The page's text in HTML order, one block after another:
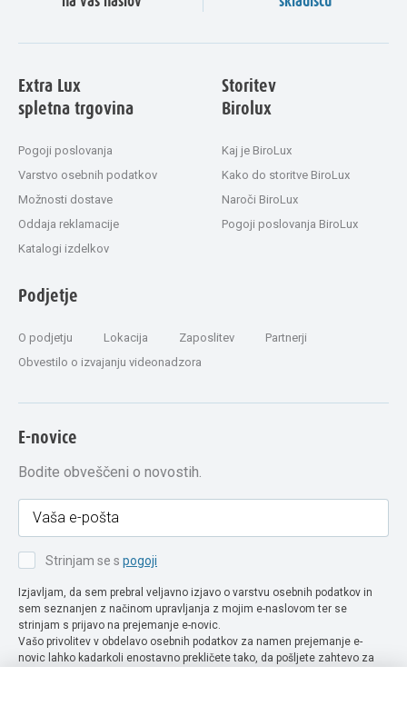
Extra Lux
spletna trgovina
Pogoji poslovanja
Varstvo osebnih podatkov
Možnosti dostave
Oddaja reklamacije
Katalogi izdelkov
Storitev
Birolux
Kaj je BiroLux
Kako do storitve BiroLux
Naroči BiroLux
Pogoji poslovanja BiroLux
Podjetje
O podjetju Lokacija Zaposlitev
Partnerji
Obvestilo o izvajanju videonadzora
E-novice
Bodite obveščeni o novostih.
Strinjam se s pogoji
Izjavljam, da sem prebral veljavno izjavo o varstvu osebnih podatkov in
sem seznanjen z načinom upravljanja z mojim e-naslovom ter se
strinjam s prijavo na prejemanje e-novic.
Vašo privolitev v obdelavo osebnih podatkov za namen prejemanje e-
novic lahko kadarkoli enostavno prekličete tako, da pošljete zahtevo za